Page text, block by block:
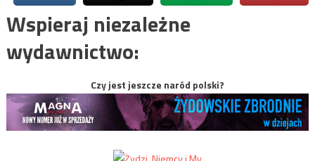
Wspieraj niezależne
wydawnictwo:
Czy jest jeszcze naród polski?